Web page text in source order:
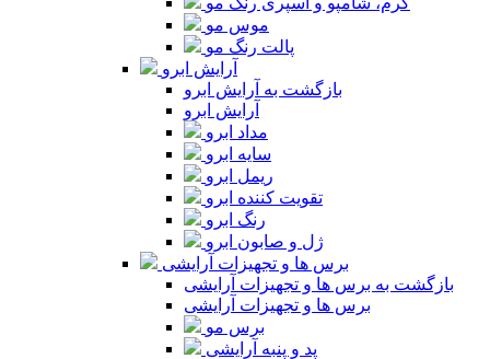
موس مو
پالت رنگ مو
آرایش ابرو
بازگشت به آرایش ابرو
آرایش ابرو
مداد ابرو
سایه ابرو
ریمل ابرو
تقویت کننده ابرو
رنگ ابرو
ژل و صابون ابرو
برس ها و تجهیزات آرایشی
بازگشت به برس ها و تجهیزات آرایشی
برس ها و تجهیزات آرایشی
برس مو
پد و پنبه آرایشی